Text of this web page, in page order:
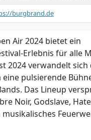
burgbrand.de
Air 2024 bietet ein
Erlebnis für alle
2024 verwandelt sich
pulsierende
Das Lineup
Noir, Godslave,